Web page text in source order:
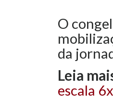
O
da
Leia
escala